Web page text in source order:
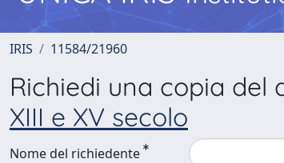
IRIS 11584/21960
Richiedi una copia del
XIII e XV secolo
Nome del richiedente